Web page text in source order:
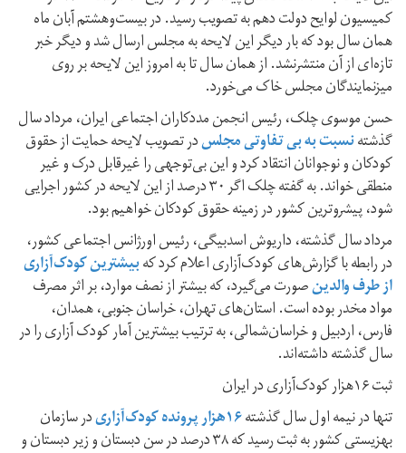
کمیسیون لوایح دولت دهم به تصویب رسید. در بیست‌وهشتم آبان ماه
همان سال بود که بار دیگر این لایحه به مجلس ارسال شد و دیگر خبر
تازه‌ای از آن منتشرنشد. از همان سال تا به امروز این لایحه بر روی
میزنمایندگان مجلس خاک می‌خورد.
حسن موسوی چلک، رئیس انجمن مددکاران اجتماعی ایران، مرداد سال
گذشتهنسبت به بی تفاوتی مجلسدر تصویب لایحه حمایت از حقوق
کودکان و نوجوانان انتقاد کرد و این بی‌توجهی را غیرقابل درک و غیر
منطقی خواند. به گفته چلک اگر ۳۰ درصد از این لایحه در کشور اجرایی
شود، پیشروترین کشور در زمینه حقوق کودکان خواهیم بود.
مرداد سال گذشته، داریوش اسدبیگی، رئیس اورژانس اجتماعی کشور،
در رابطه با گزارش‌های کودک‌آزاری اعلام کرد کهبیشترین کودک‌آزاری
از طرف والدینصورت می‌گیرد، که بیشتر از نصف موارد، بر اثر مصرف
مواد مخدر بوده است. استان‌های تهران، خراسان جنوبی، همدان،
فارس، اردبیل و خراسان‌شمالی، به ترتیب بیشترین آمار کودک آزاری را در
سال گذشته داشته‌اند.
ثبت ۱۶هزار کودک‌آزاری در ایران
تنها در نیمه اول سال گذشته‌۱۶هزار پرونده کودک‌آزاری در سازمان
بهزیستی کشور به ثبت رسید که ٣٨ درصد در سن دبستان و زیر دبستان و